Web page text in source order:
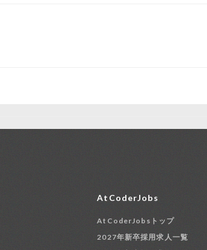
AtCoderJobs
AtCoderJobsトップ
2027年新卒採用求人一覧